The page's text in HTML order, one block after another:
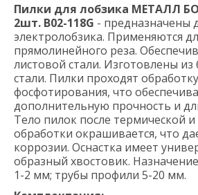
Пилки для лобзика МЕТАЛЛ
2шт. B02-118G - предназначены
электролобзика. Применяются
прямолинейного реза.
листовой стали. Изготовлены
стали. Пилки проходят
фосфотирования, что
дополнительную прочность и
Тело пилок после термической
обработки окрашивается, что
коррозии. Оснастка имеет
образный хвостовик.
1-2 мм; трубы профили 5-20 мм.